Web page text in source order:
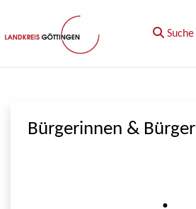
Zum Hauptinhalt springen
Suche
Bürgerinnen & Bürger